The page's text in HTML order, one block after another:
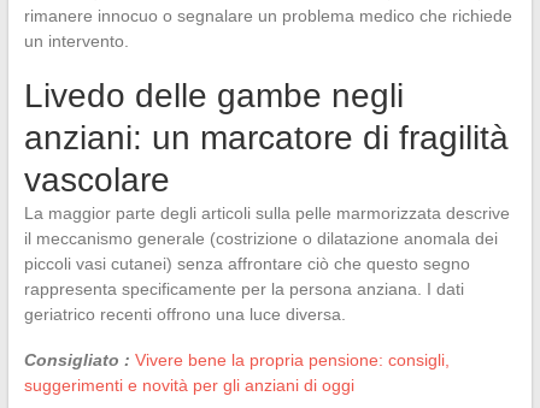
rimanere innocuo o segnalare un problema medico che richiede
un intervento.
Livedo delle gambe negli
anziani: un marcatore di fragilità
vascolare
La maggior parte degli articoli sulla pelle marmorizzata descrive
il meccanismo generale (costrizione o dilatazione anomala dei
piccoli vasi cutanei) senza affrontare ciò che questo segno
rappresenta specificamente per la persona anziana. I dati
geriatrico recenti offrono una luce diversa.
Consigliato : Vivere bene la propria pensione: consigli,
suggerimenti e novità per gli anziani di oggi